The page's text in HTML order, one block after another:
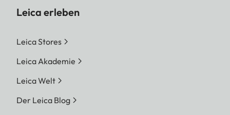
Leica erleben
Leica Stores
Leica Akademie
Leica Welt
Der Leica Blog